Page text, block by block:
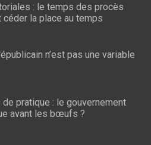
: le temps des procès
la place au temps
n’est pas une variable
de pratique : le gouvernement
avant les bœufs ?